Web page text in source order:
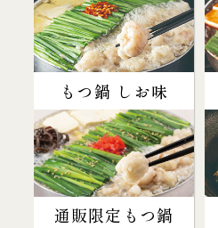
もつ鍋 しお味
通販限定もつ鍋